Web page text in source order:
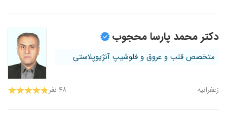
دکتر محمد پارسا محجوب
متخصص قلب و عروق و فلوشیپ آنژیوپلاستی
زعفرانیه ۴۸ نفر